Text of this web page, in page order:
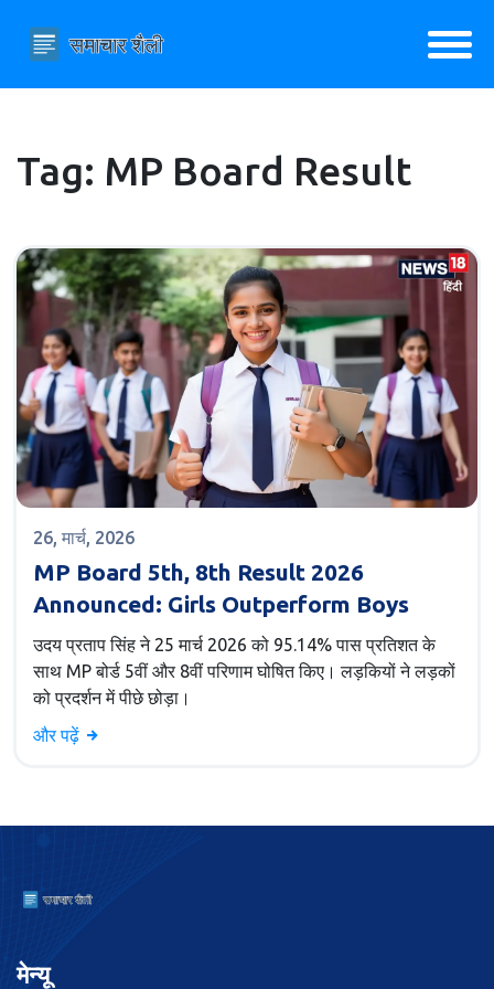
Tag: MP Board Result
26, मार्च, 2026
MP Board 5th, 8th Result 2026
Announced: Girls Outperform Boys
उदय प्रताप सिंह ने 25 मार्च 2026 को 95.14% पास प्रतिशत के
साथ MP बोर्ड 5वीं और 8वीं परिणाम घोषित किए। लड़कियों ने लड़कों
को प्रदर्शन में पीछे छोड़ा।
और पढ़ें
मेन्यू